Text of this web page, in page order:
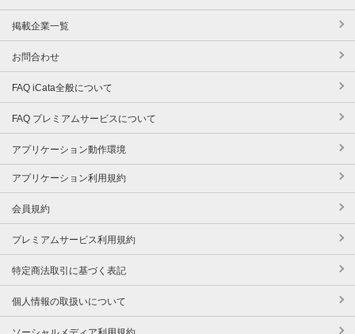
掲載企業一覧
お問合わせ
FAQ iCata全般について
FAQ プレミアムサービスについて
アプリケーション動作環境
アプリケーション利用規約
会員規約
プレミアムサービス利用規約
特定商法取引に基づく表記
個人情報の取扱いについて